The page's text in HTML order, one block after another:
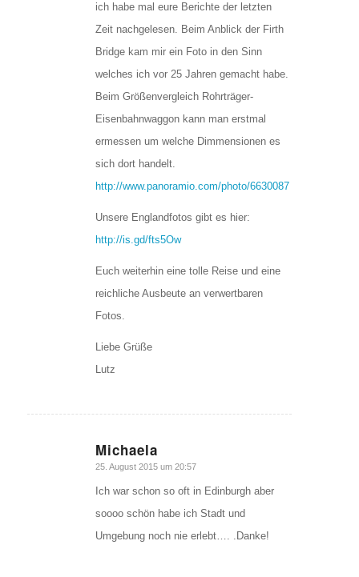
ich habe mal eure Berichte der letzten
Zeit nachgelesen. Beim Anblick der Firth
Bridge kam mir ein Foto in den Sinn
welches ich vor 25 Jahren gemacht habe.
Beim Größenvergleich Rohrträger-
Eisenbahnwaggon kann man erstmal
ermessen um welche Dimmensionen es
sich dort handelt.
http://www.panoramio.com/photo/6630087
Unsere Englandfotos gibt es hier:
http://is.gd/fts5Ow
Euch weiterhin eine tolle Reise und eine
reichliche Ausbeute an verwertbaren
Fotos.
Liebe Grüße
Lutz
Michaela
sagte:
25. August 2015 um 20:57
Ich war schon so oft in Edinburgh aber
soooo schön habe ich Stadt und
Umgebung noch nie erlebt…. .Danke!